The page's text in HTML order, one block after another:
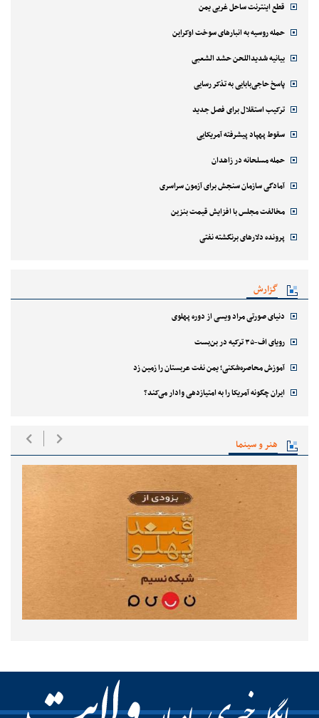
قطع اینترنت ساحل غربی یمن
حمله روسیه به انبارهای سوخت اوکراین
بیانیه شدیداللحن حشد الشعبی
پاسخ حاجی‌بابایی به تذکر رسایی
ترکیب استقلال برای فصل جدید
سقوط پهپاد پیشرفته آمریکایی
حمله مسلحانه در زاهدان
آمادگی سازمان سنجش برای آزمون سراسری
مخالفت مجلس با افزایش قیمت بنزین
پرونده دلارهای برنگشته نفتی
گزارش
دنیای صورتی مراد ویسی از دوره پهلوی
رویای اف-۳۵ ترکیه در بن‌بست
آموزش محاصره‌شکنی؛ یمن نفت عربستان را زمین زد
ایران چگونه آمریکا را به امتیازدهی وادار می‌کند؟
هنر و سینما